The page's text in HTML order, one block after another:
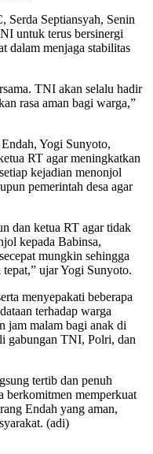
Septiansyah, Senin
untuk terus bersinergi
dalam menjaga stabilitas
TNI akan selalu hadir
rasa aman bagi warga,”
Yogi Sunyoto,
RT agar meningkatkan
kejadian menonjol
pemerintah desa agar
dan ketua RT agar tidak
kepada Babinsa,
mungkin sehingga
ujar Yogi Sunyoto.
menyepakati beberapa
terhadap warga
jam malam bagi anak di
gabungan TNI, Polri, dan
tertib dan penuh
berkomitmen memperkuat
Endah yang aman,
(adi)